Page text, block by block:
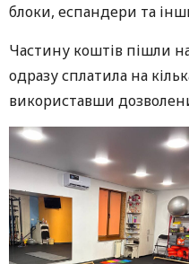
блоки, еспандери та
Частину коштів пішли
одразу сплатила на
використавши